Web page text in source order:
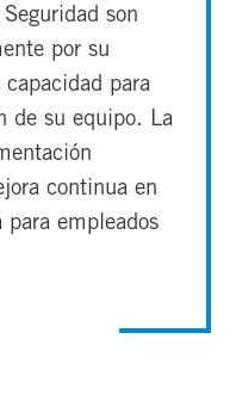
son
por su
para
de su equipo. La
continua en
para empleados